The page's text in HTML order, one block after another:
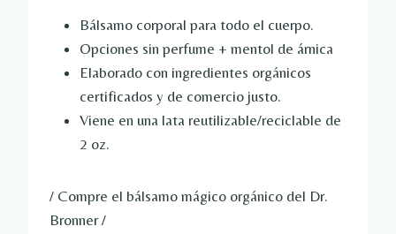
Bálsamo corporal para todo el cuerpo.
Opciones sin perfume + mentol de árnica
Elaborado con ingredientes orgánicos
certificados y de comercio justo.
Viene en una lata reutilizable/reciclable de
2 oz.
/ Compre el bálsamo mágico orgánico del Dr.
Bronner /